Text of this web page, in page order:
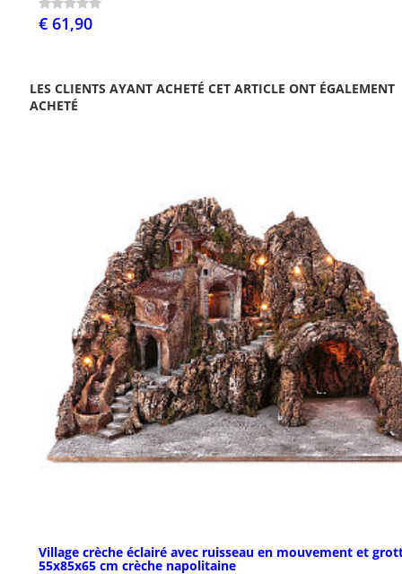
€ 61,90
LES CLIENTS AYANT ACHETÉ CET ARTICLE ONT ÉGALEMENT
ACHETÉ
Village crèche éclairé avec ruisseau en mouvement et
55x85x65 cm crèche napolitaine